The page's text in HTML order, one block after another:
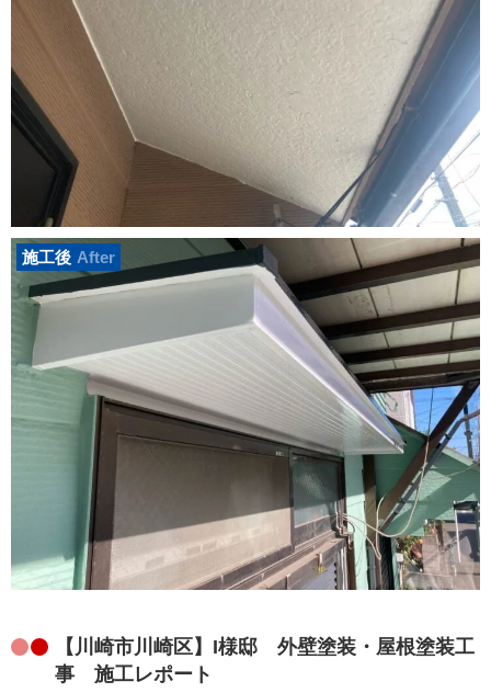
施工後 After
【川崎市川崎区】I様邸 外壁塗装・屋根塗装工
事 施工レポート